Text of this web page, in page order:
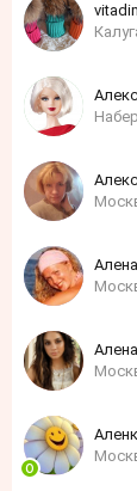
Алена
Алена